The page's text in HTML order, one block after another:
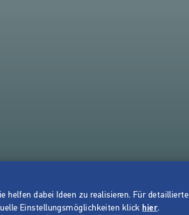
helfen dabei Ideen zu realisieren. Für detaillierte
Einstellungsmöglichkeiten klick hier.